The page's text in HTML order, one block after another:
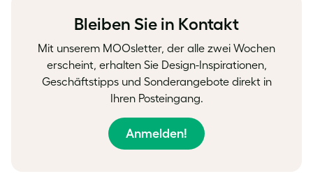
Bleiben Sie in Kontakt
Mit unserem MOOsletter, der alle zwei Wochen
erscheint, erhalten Sie Design-Inspirationen,
Geschäftstipps und Sonderangebote direkt in
Ihren Posteingang.
Anmelden!